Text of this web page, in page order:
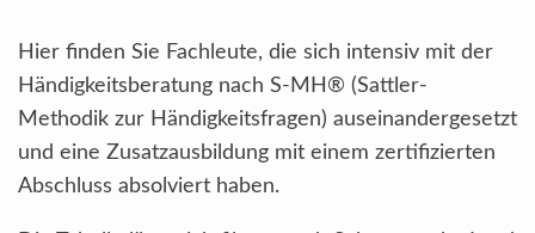
Hier finden Sie Fachleute, die sich intensiv mit der
Händigkeitsberatung nach S-MH® (Sattler-
Methodik zur Händigkeitsfragen) auseinandergesetzt
und eine Zusatzausbildung mit einem zertifizierten
Abschluss absolviert haben.